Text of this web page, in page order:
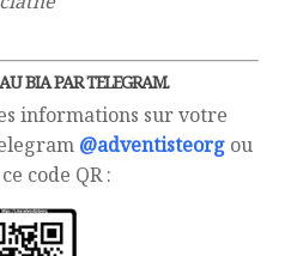
BIA PAR TELEGRAM.
informations sur votre
@adventisteorg ou
code QR :